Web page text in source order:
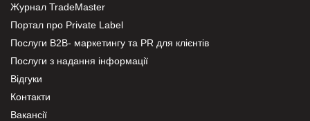
Журнал TradeMaster
Портал про Private Label
Послуги В2В- маркетингу та PR для клієнтів
Послуги з надання інформації
Відгуки
Контакти
Вакансії